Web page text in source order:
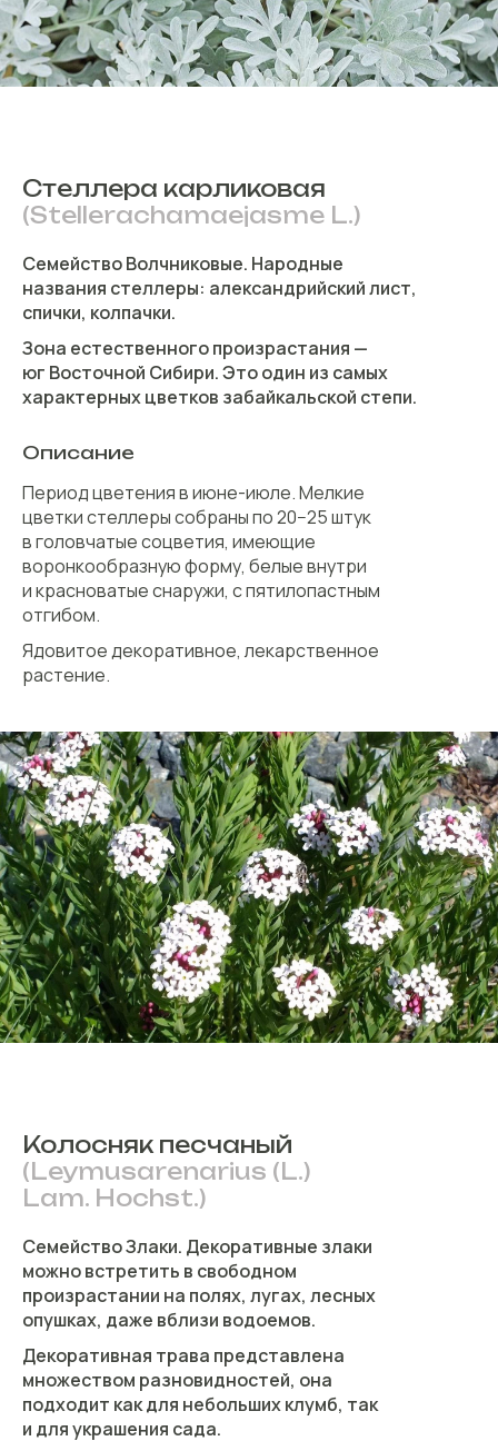
Семейство Волчниковые. Народные
названия стеллеры: александрийский лист,
спички, колпачки.
Описание
Период цветения в июне-июле. Мелкие
цветки стеллеры собраны по 20−25 штук
в головчатые соцветия, имеющие
воронкообразную форму, белые внутри
и красноватые снаружи, с пятилопастным
отгибом.
Стеллера карликовая
(Stellerachamaejasme L.)
Ядовитое декоративное, лекарственное
растение.
Зона естественного произрастания —
юг Восточной Сибири. Это один из самых
характерных цветков забайкальской степи.
Семейство Злаки. Декоративные злаки
можно встретить в свободном
произрастании на полях, лугах, лесных
опушках, даже вблизи водоемов.
Колосняк песчаный
(Leymusarenarius (L.)
Lam. Hochst.)
Декоративная трава представлена
множеством разновидностей, она
подходит как для небольших клумб, так
и для украшения сада.